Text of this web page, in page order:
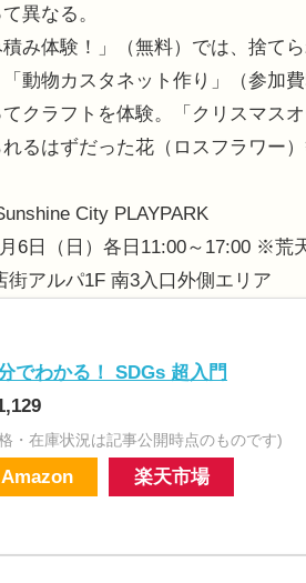
異なる。
み体験！」（無料）では、捨てら
動物カスタネット作り」（参加
クラフトを体験。「クリスマス
るはずだった花（ロスフラワー
City PLAYPARK
6日（日）各日11:00～17:00 ※荒
アルパ1F 南3入口外側エリア
でわかる！ SDGs 超入門
・在庫状況は記事公開時点のものです)
Amazon 楽天市場